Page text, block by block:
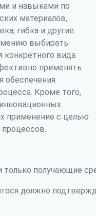
и навыками по
материалов,
гибка и другие.
выбирать
конкретного вида
применять
обеспечения
Кроме того,
применение с целью
получающие
должно